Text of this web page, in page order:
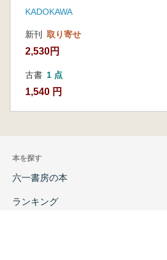
KADOKAWA
新刊 取り寄せ
2,530円
古書 1 点
1,540 円
本を探す
六一書房の本
ランキング